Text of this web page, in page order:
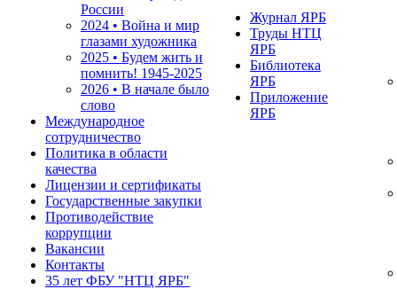
России
2024 • Война и мир
глазами художника
2025 • Будем жить и
помнить! 1945-2025
2026 • В начале было
слово
Международное
сотрудничество
Политика в области
качества
Лицензии и сертификаты
Государственные закупки
Противодействие
коррупции
Вакансии
Контакты
35 лет ФБУ "НТЦ ЯРБ"
Журнал ЯРБ
Труды НТЦ
ЯРБ
Библиотека
ЯРБ
Приложение
ЯРБ